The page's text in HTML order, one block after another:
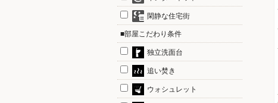
閑静な住宅街
■部屋こだわり条件
独立洗面台
追い焚き
ウォシュレット